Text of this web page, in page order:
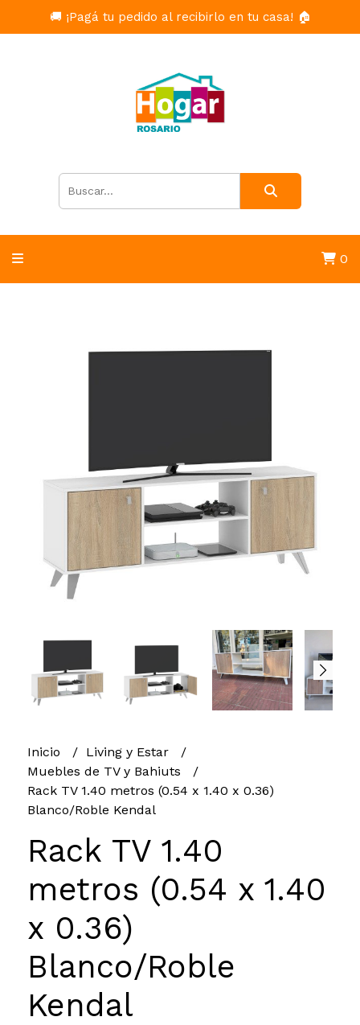
🚚 ¡Pagá tu pedido al recibirlo en tu casa! 🏠
0
Inicio
Living y Estar
Muebles de TV y Bahiuts
Rack TV 1.40 metros (0.54 x 1.40 x 0.36)
Blanco/Roble Kendal
Rack TV 1.40
metros (0.54 x 1.40
x 0.36)
Blanco/Roble
Kendal